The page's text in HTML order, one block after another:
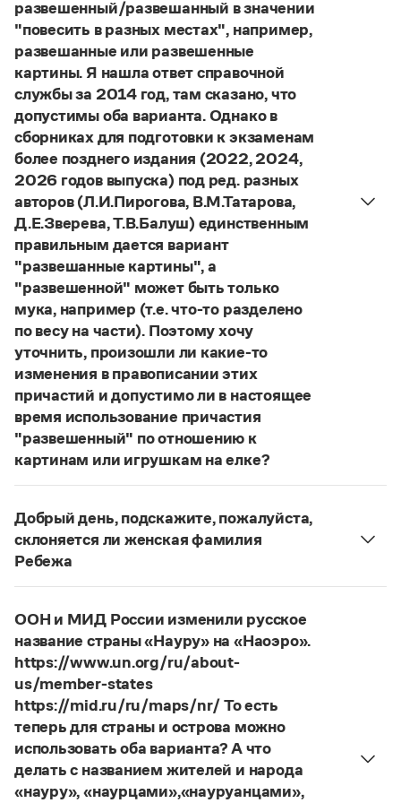
Словари русского языка как государственного
Справочники
Правила русской орфографии и пунктуации
Русский язык. Краткий теоретический курс
для школьников
Письмовник
Справочник по пунктуации
Словарь-справочник трудностей
Справочник по фразеологии
Азбучные истины
Словарь-справочник непростые слова
Все справочники портала
Журнал
Новости и события
Статьи
Монологи
Интервью
Лекции и подкасты
Рекомендуем
Учебник Грамоты
Правила русского языка: от азов до тонкостей
Скороговорки
Издательство
Словари
Научпоп
Учебники и справочники
Все книги
Управление в русском языке
Словарь русских имён
Словарь методических терминов
Правила русской орфографии и пунктуации
(1956)
развешенный/развешанный в значении
"повесить в разных местах", например,
развешанные или развешенные
картины. Я нашла ответ справочной
службы за 2014 год, там сказано, что
допустимы оба варианта. Однако в
сборниках для подготовки к экзаменам
более позднего издания (2022, 2024,
2026 годов выпуска) под ред. разных
авторов (Л.И.Пирогова, В.М.Татарова,
Д.Е.Зверева, Т.В.Балуш) единственным
правильным дается вариант
"развешанные картины", а
"развешенной" может быть только
мука, например (т.е. что-то разделено
по весу на части). Поэтому хочу
уточнить, произошли ли какие-то
изменения в правописании этих
причастий и допустимо ли в настоящее
время использование причастия
"развешенный" по отношению к
картинам или игрушкам на елке?
Нашответ2014 года по-прежнему актуален.
то игнорируют рекомендации нормативных
словарей русского языка, в которых указан глагол
развесить
развешенный) со значением «повесить в разных
местах (несколько, много предметов)». Ср.:
Я знаю, что на стенах своей квартиры вы
развесили разные географические карты
(И. С. Тургенев. Бретер). И эти карты, безусловно,
развешены.
Страница ответа
Добрый день, подскажите, пожалуйста,
склоняется ли женская фамилия
Ребежа
ФамилияРебежасклоняется (и мужская,
Страница ответа
ООН и МИД России изменили русское
название страны «Науру» на «Наоэро».
https://www.un.org/ru/about-
us/member-states
https://mid.ru/ru/maps/nr/ То есть
теперь для страны и острова можно
использовать оба варианта? А что
делать с названием жителей и народа
«науру», «наурцами»,«науруанцами»,